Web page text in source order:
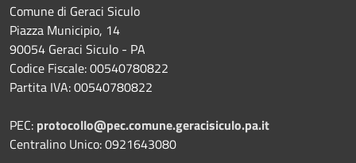
Comune di Geraci Siculo
Piazza Municipio, 14
90054 Geraci Siculo - PA
Codice Fiscale: 00540780822
Partita IVA: 00540780822
PEC: protocollo@pec.comune.geracisiculo.pa.it
Centralino Unico: 0921643080